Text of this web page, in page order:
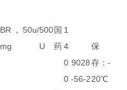
BR，50u/
mg
500
U
国
药
1
4
0
0
9028
-56-2
保
存：-
20℃